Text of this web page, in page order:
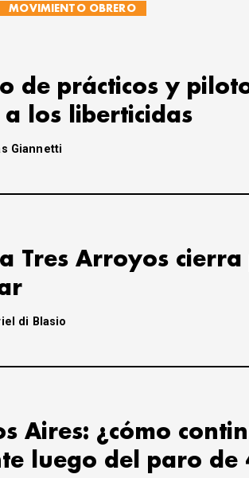
MOVIMIENTO OBRERO
de prácticos y
los liberticidas
Giannetti
Tres Arroyos
di Blasio
Aires: ¿cómo
luego del paro de